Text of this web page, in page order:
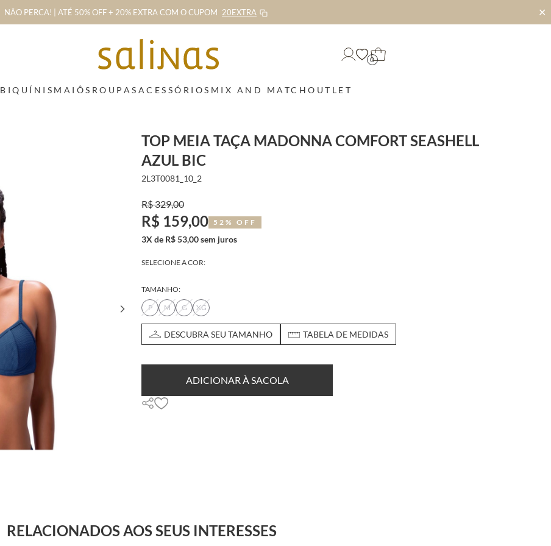
NÃO PERCA! | ATÉ 50% OFF + 20% EXTRA COM O CUPOM 20EXTRA ✕
0
BIQUÍNIS MAIÔS ROUPAS ACESSÓRIOS MIX AND MATCHOUTLET
TOP MEIA TAÇA MADONNA COMFORT SEASHELL
AZUL BIC
2L3T0081_10_2
R$ 329,00
R$ 159,00 52% OFF
3X de R$ 53,00 sem juros
SELECIONE A COR:
TAMANHO:
P
M G XG
DESCUBRA SEU TAMANHO TABELA DE MEDIDAS
ADICIONAR À SACOLA
RELACIONADOS AOS SEUS INTERESSES